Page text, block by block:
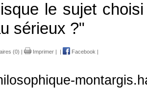
le sujet
sérieux ?"
(0) | Imprimer | | Facebook |